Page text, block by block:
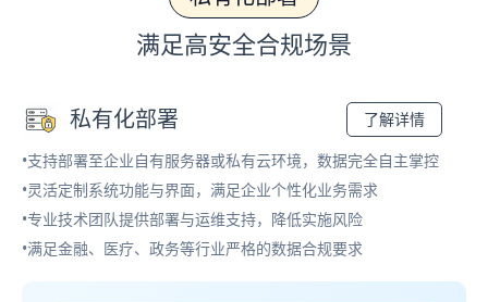
满足高安全合规场景
私有化部署 了解详情
•支持部署至企业自有服务器或私有云环境，数据完全自主掌控
•灵活定制系统功能与界面，满足企业个性化业务需求
•专业技术团队提供部署与运维支持，降低实施风险
•满足金融、医疗、政务等行业严格的数据合规要求